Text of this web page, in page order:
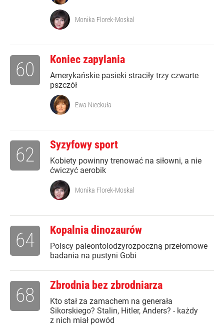
Monika Florek-Moskal
Koniec zapylania
Amerykańskie pasieki straciły trzy czwarte
pszczół
60
Ewa Nieckuła
Syzyfowy sport
Kobiety powinny trenować na siłowni, a nie
ćwiczyć aerobik
62
Monika Florek-Moskal
Kopalnia dinozaurów
Polscy paleontolodzyrozpoczną przełomowe
badania na pustyni Gobi
64
Zbrodnia bez zbrodniarza
Kto stał za zamachem na generała
Sikorskiego? Stalin, Hitler, Anders? - każdy
z nich miał powód
68